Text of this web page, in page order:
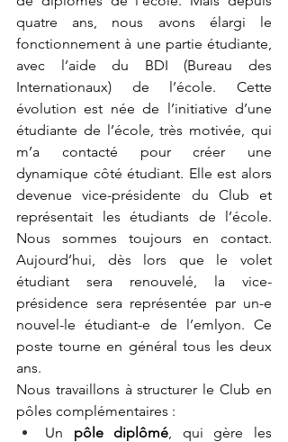
quatre ans, nous avons élargi le
fonctionnement à une partie étudiante,
avec l’aide du BDI (Bureau des
Internationaux) de l’école. Cette
évolution est née de l’initiative d’une
étudiante de l’école, très motivée, qui
m’a contacté pour créer une
dynamique côté étudiant. Elle est alors
devenue vice-présidente du Club et
représentait les étudiants de l’école.
Nous sommes toujours en contact.
Aujourd’hui, dès lors que le volet
étudiant sera renouvelé, la vice-
présidence sera représentée par un-e
nouvel-le étudiant-e de l’emlyon. Ce
poste tourne en général tous les deux
ans.
Nous travaillons à structurer le Club en
pôles complémentaires :
Un pôle diplômé, qui gère les